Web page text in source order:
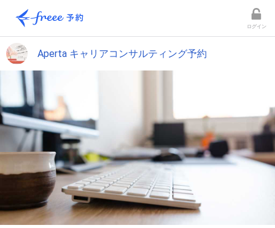
ログイン
Aperta キャリアコンサルティング予約